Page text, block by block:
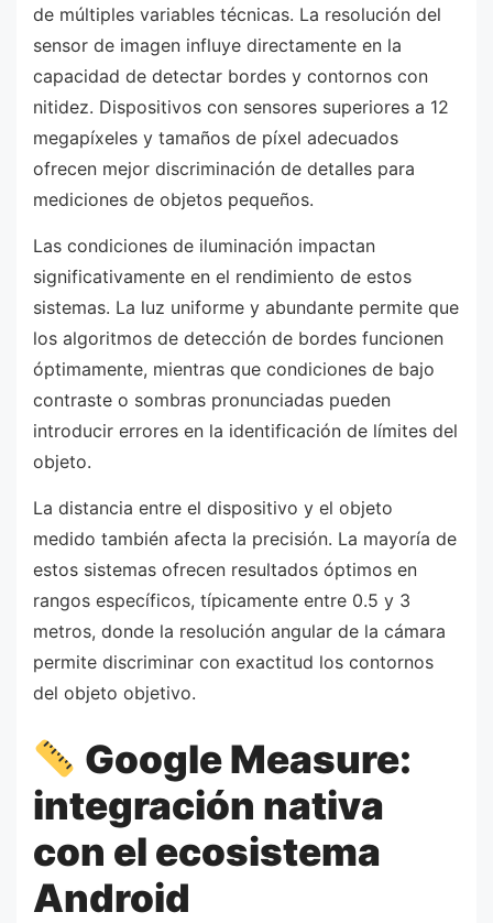
de múltiples variables técnicas. La resolución del
sensor de imagen influye directamente en la
capacidad de detectar bordes y contornos con
nitidez. Dispositivos con sensores superiores a 12
megapíxeles y tamaños de píxel adecuados
ofrecen mejor discriminación de detalles para
mediciones de objetos pequeños.
Las condiciones de iluminación impactan
significativamente en el rendimiento de estos
sistemas. La luz uniforme y abundante permite que
los algoritmos de detección de bordes funcionen
óptimamente, mientras que condiciones de bajo
contraste o sombras pronunciadas pueden
introducir errores en la identificación de límites del
objeto.
La distancia entre el dispositivo y el objeto
medido también afecta la precisión. La mayoría de
estos sistemas ofrecen resultados óptimos en
rangos específicos, típicamente entre 0.5 y 3
metros, donde la resolución angular de la cámara
permite discriminar con exactitud los contornos
del objeto objetivo.
Google Measure:
integración nativa
con el ecosistema
Android